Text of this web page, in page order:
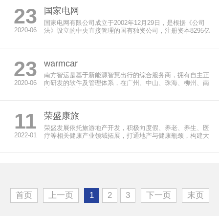
23
2020-06
国家电网
国家电网有限公司成立于2002年12月29日，是根据《公司
法》设立的中央直接管理的国有独资公司，注册资本8295亿
23
2020-06
warmcar
南方智运是基于新能源智慧出行的综合服务商，拥有自主正
向研发的软件及管理体系，在广州、中山、珠海、柳州、南
11
2022-01
荣盛康旅
荣盛发展依托旅游地产开发，积极向度假、养老、养生、医
疗等相关健康产业领域拓展，打通地产与健康瓶颈，构建大
首页 上一页 1 2 3 下一页 末页